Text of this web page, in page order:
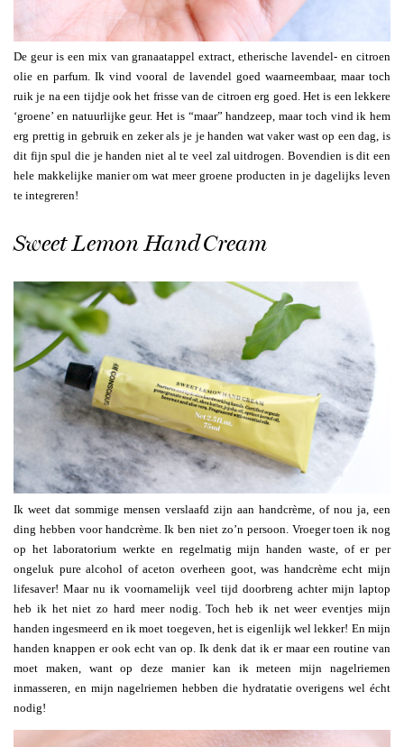
De geur is een mix van granaatappel extract, etherische lavendel- en citroen
olie en parfum. Ik vind vooral de lavendel goed waarneembaar, maar toch
ruik je na een tijdje ook het frisse van de citroen erg goed. Het is een lekkere
‘groene’ en natuurlijke geur. Het is “maar” handzeep, maar toch vind ik hem
erg prettig in gebruik en zeker als je je handen wat vaker wast op een dag, is
dit fijn spul die je handen niet al te veel zal uitdrogen. Bovendien is dit een
hele makkelijke manier om wat meer groene producten in je dagelijks leven
te integreren!
Sweet Lemon Hand Cream
Ik weet dat sommige mensen verslaafd zijn aan handcrème, of nou ja, een
ding hebben voor handcrème. Ik ben niet zo’n persoon. Vroeger toen ik nog
op het laboratorium werkte en regelmatig mijn handen waste, of er per
ongeluk pure alcohol of aceton overheen goot, was handcrème echt mijn
lifesaver! Maar nu ik voornamelijk veel tijd doorbreng achter mijn laptop
heb ik het niet zo hard meer nodig. Toch heb ik net weer eventjes mijn
handen ingesmeerd en ik moet toegeven, het is eigenlijk wel lekker! En mijn
handen knappen er ook echt van op. Ik denk dat ik er maar een routine van
moet maken, want op deze manier kan ik meteen mijn nagelriemen
inmasseren, en mijn nagelriemen hebben die hydratatie overigens wel écht
nodig!